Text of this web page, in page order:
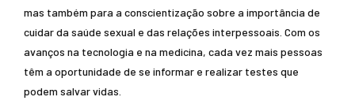
mas também para a conscientização sobre a importância de
cuidar da saúde sexual e das relações interpessoais. Com os
avanços na tecnologia e na medicina, cada vez mais pessoas
têm a oportunidade de se informar e realizar testes que
podem salvar vidas.